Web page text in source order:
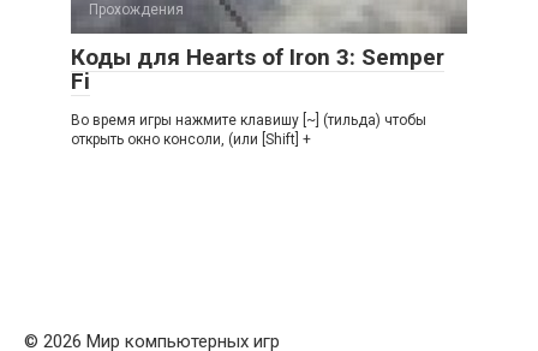
Прохождения
Коды для Hearts of Iron 3: Semper
Fi
Во время игры нажмите клавишу [~] (тильда) чтобы
открыть окно кoнcoли, (или [Shift] +
© 2026 Мир компьютерных игр